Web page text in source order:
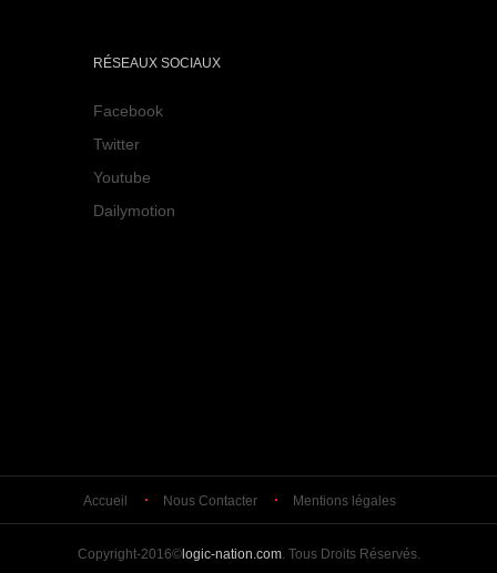
RÉSEAUX SOCIAUX
Facebook
Twitter
Youtube
Dailymotion
Accueil Nous Contacter Mentions légales
Copyright-2016©logic-nation.com. Tous Droits Réservés.